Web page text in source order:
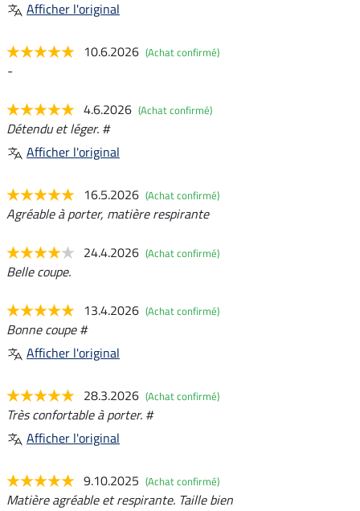
Afficher l'original
10.6.2026 (Achat confirmé)
-
4.6.2026 (Achat confirmé)
Détendu et léger. #
Afficher l'original
16.5.2026 (Achat confirmé)
Agréable à porter, matière respirante
24.4.2026 (Achat confirmé)
Belle coupe.
13.4.2026 (Achat confirmé)
Bonne coupe #
Afficher l'original
28.3.2026 (Achat confirmé)
Très confortable à porter. #
Afficher l'original
9.10.2025 (Achat confirmé)
Matière agréable et respirante. Taille bien